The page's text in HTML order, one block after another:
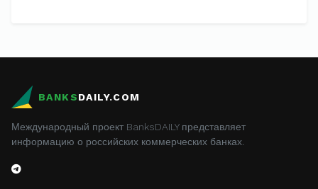
BANKSDAILY.COM
Международный проект BanksDAILY представляет
информацию о российских коммерческих банках.